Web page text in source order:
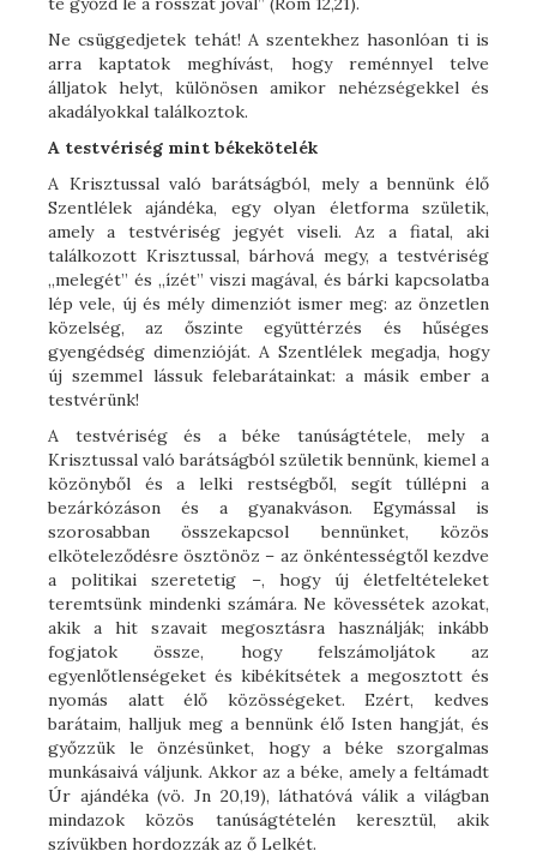
Ne csüggedjetek tehát! A szentekhez hasonlóan ti is
arra kaptatok meghívást, hogy reménnyel telve
álljatok helyt, különösen amikor nehézségekkel és
akadályokkal találkoztok.
A testvériség mint békekötelék
A Krisztussal való barátságból, mely a bennünk élő
Szentlélek ajándéka, egy olyan életforma születik,
amely a testvériség jegyét viseli. Az a fiatal, aki
találkozott Krisztussal, bárhová megy, a testvériség
„melegét” és „ízét” viszi magával, és bárki kapcsolatba
lép vele, új és mély dimenziót ismer meg: az önzetlen
közelség, az őszinte együttérzés és hűséges
gyengédség dimenzióját. A Szentlélek megadja, hogy
új szemmel lássuk felebarátainkat: a másik ember a
testvérünk!
A testvériség és a béke tanúságtétele, mely a
Krisztussal való barátságból születik bennünk, kiemel a
közönyből és a lelki restségből, segít túllépni a
bezárkózáson és a gyanakváson. Egymással is
szorosabban összekapcsol bennünket, közös
elköteleződésre ösztönöz – az önkéntességtől kezdve
a politikai szeretetig –, hogy új életfeltételeket
teremtsünk mindenki számára. Ne kövessétek azokat,
akik a hit szavait megosztásra használják; inkább
fogjatok össze, hogy felszámoljátok az
egyenlőtlenségeket és kibékítsétek a megosztott és
nyomás alatt élő közösségeket. Ezért, kedves
barátaim, halljuk meg a bennünk élő Isten hangját, és
győzzük le önzésünket, hogy a béke szorgalmas
munkásaivá váljunk. Akkor az a béke, amely a feltámadt
Úr ajándéka (vö. Jn 20,19), láthatóvá válik a világban
mindazok közös tanúságtételén keresztül, akik
szívükben hordozzák az ő Lelkét.